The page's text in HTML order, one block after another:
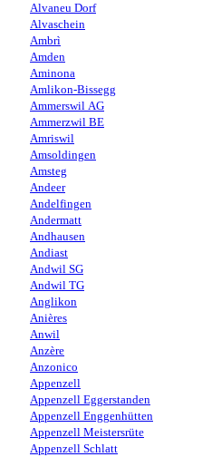
Alvaneu Dorf
Alvaschein
Ambrì
Amden
Aminona
Amlikon-Bissegg
Ammerswil AG
Ammerzwil BE
Amriswil
Amsoldingen
Amsteg
Andeer
Andelfingen
Andermatt
Andhausen
Andiast
Andwil SG
Andwil TG
Anglikon
Anières
Anwil
Anzère
Anzonico
Appenzell
Appenzell Eggerstanden
Appenzell Enggenhütten
Appenzell Meistersrüte
Appenzell Schlatt